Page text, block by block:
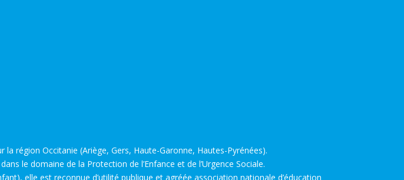
la région Occitanie (Ariège, Gers, Haute-Garonne, Hautes-Pyrénées).
le domaine de la Protection de l’Enfance et de l’Urgence Sociale.
elle est reconnue d’utilité publique et agréée association nationale d’éducation